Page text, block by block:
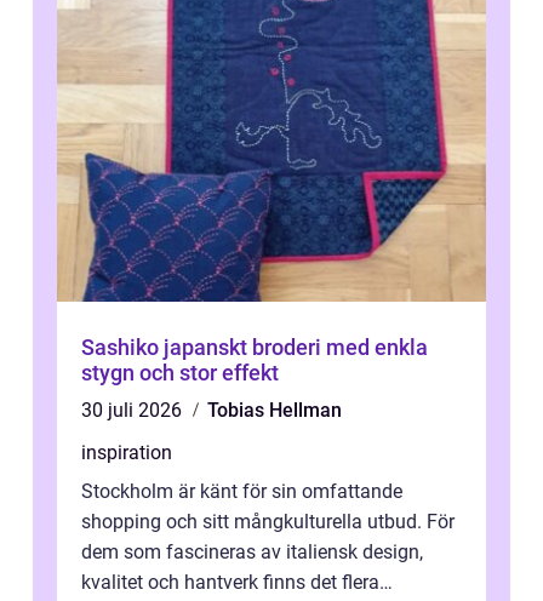
Sashiko japanskt broderi med enkla
stygn och stor effekt
30 juli 2026
Tobias Hellman
inspiration
Stockholm är känt för sin omfattande
shopping och sitt mångkulturella utbud. För
dem som fascineras av italiensk design,
kvalitet och hantverk finns det flera